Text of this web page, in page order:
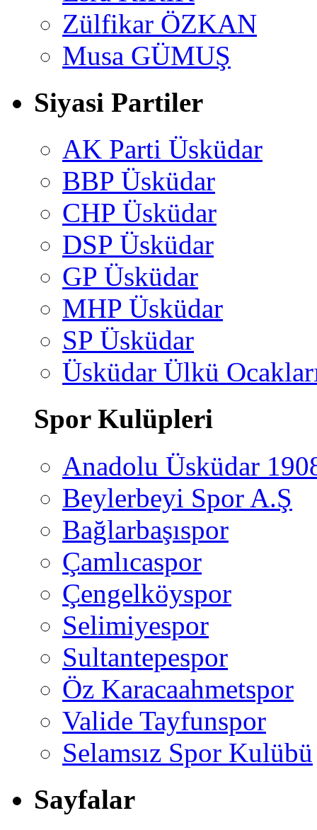
Zülfikar ÖZKAN
Musa GÜMUŞ
Siyasi Partiler
AK Parti Üsküdar
BBP Üsküdar
CHP Üsküdar
DSP Üsküdar
GP Üsküdar
MHP Üsküdar
SP Üsküdar
Üsküdar Ülkü
Spor Kulüpleri
Anadolu Üsküdar
Beylerbeyi Spor A.Ş
Bağlarbaşıspor
Çamlıcaspor
Çengelköyspor
Selimiyespor
Sultantepespor
Öz Karacaahmetspor
Valide Tayfunspor
Selamsız Spor Kulübü
Sayfalar